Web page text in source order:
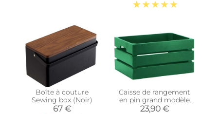
Boîte à couture
Sewing box (Noir)
67 €
Caisse de rangement
en pin grand modèle
46 x 31 x 25 cm (Vert)
23,90 €